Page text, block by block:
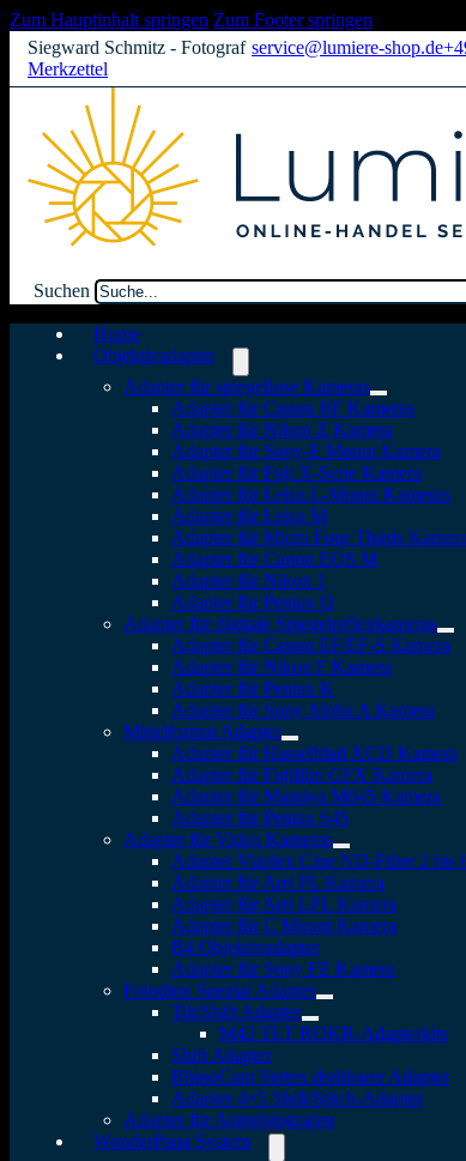
Zum Hauptinhalt springen Zum Footer springen
Siegward Schmitz - Fotograf service@lumiere-shop.de
Merkzettel
Suchen
Home
Objektivadapter
Adapter für spiegellose Kameras
Adapter für Canon RF Kameras
Adapter für Nikon Z Kamera
Adapter für Sony-E Mount Kamera
Adapter für Fuji X-Serie Kamera
Adapter für Leica L-Mount Kameras
Adapter für Leica M
Adapter für Micro Four Thirds Kamera
Adapter für Canon EOS M
Adapter für Nikon 1
Adapter für Pentax Q
Adapter für digitale Spiegelreflexkameras
Adapter für Canon EF/EF-S Kamera
Adapter für Nikon F Kamera
Adapter für Pentax K
Adapter für Sony Alpha A Kamera
Mittelformat Adapter
Adapter für Hasselblad XCD Kamera
Adapter für Fujifilm GFX Kamera
Adapter für Mamiya M645 Kamera
Adapter für Pentax 645
Adapter für Video Kameras
Adapter Vizelex Cine ND-Filter 2 bis
Adapter für Arri PL Kamera
Adapter für Arri LPL Kamera
Adapter für C Mount Kamera
B4 Objektivadapter
Adapter für Sony FZ Kamera
Fotodiox Spezial Adapter
Tilt/Shift Adapter
M42 TLT ROKR-Adapterkits
Shift Adapter
RhinoCam Vertex drehbarer Adapter
Adapter 4×5 Shift/Stitch-Adapter
Adapter für Astrofotografen
WonderPana System